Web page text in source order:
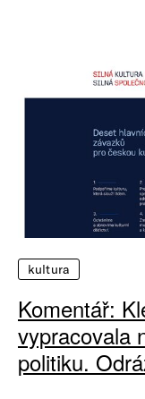
kultura
Komentář:
vypracovala
politiku.